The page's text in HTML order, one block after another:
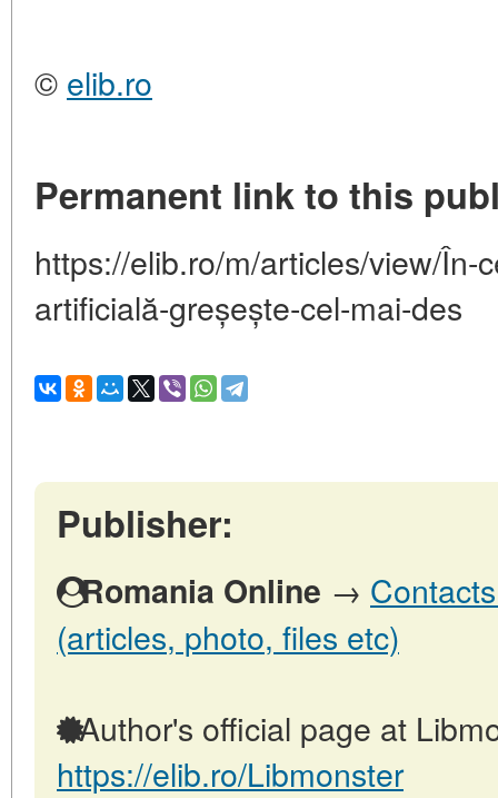
© elib.ro
Permanent link to this
https://elib.ro/m/articles/view/În-
artificială-greșește-cel-mai-des
Publisher:
Romania Online →
(articles, photo, files etc)
Author's official page at
https://elib.ro/Libmonster